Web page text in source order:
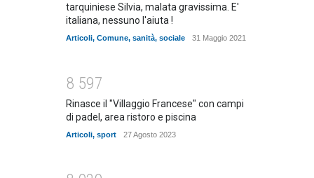
tarquiniese Silvia, malata gravissima. E'
italiana, nessuno l'aiuta !
Articoli, Comune, sanità, sociale 31 Maggio 2021
8 597
Rinasce il "Villaggio Francese" con campi
di padel, area ristoro e piscina
Articoli, sport 27 Agosto 2023